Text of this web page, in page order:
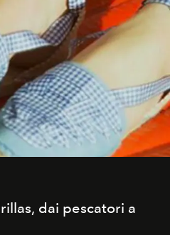
dai pescatori a